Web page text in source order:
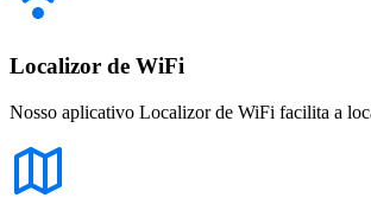
Localizor de WiFi
Nosso aplicativo Localizor de WiFi facilita a